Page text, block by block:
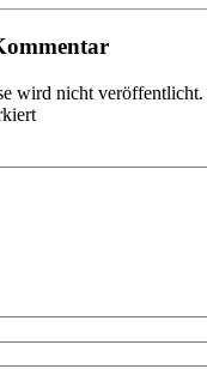
wird nicht veröffentlicht.